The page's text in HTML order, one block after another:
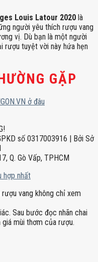
Louis Latour 2020 là
người yêu thích rượu vang
vị. Dù bạn là một người
rượu tuyệt vời này hứa hẹn
GẶP
ở đâu
số 0317003916 | Bởi Sở
Q. Gò Vấp, TPHCM
hợp nhất
vang không chỉ xem
Sau bước đọc nhãn chai
mùi thơm của rượu.